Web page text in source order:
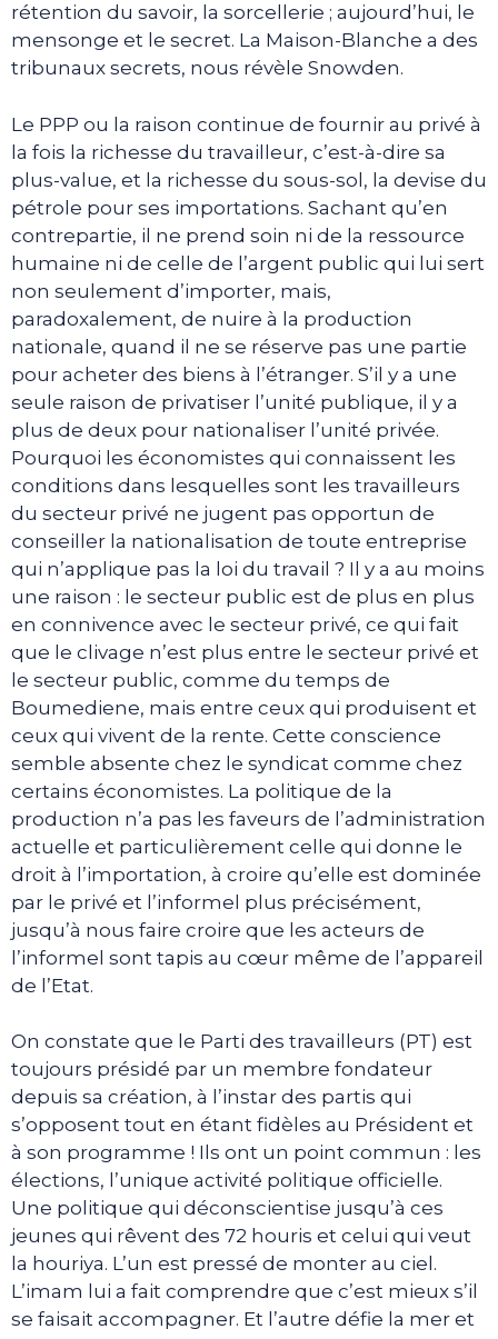
rétention du savoir, la sorcellerie ; aujourd’hui, le
mensonge et le secret. La Maison-Blanche a des
tribunaux secrets, nous révèle Snowden.
Le PPP ou la raison continue de fournir au privé à
la fois la richesse du travailleur, c’est-à-dire sa
plus-value, et la richesse du sous-sol, la devise du
pétrole pour ses importations. Sachant qu’en
contrepartie, il ne prend soin ni de la ressource
humaine ni de celle de l’argent public qui lui sert
non seulement d’importer, mais,
paradoxalement, de nuire à la production
nationale, quand il ne se réserve pas une partie
pour acheter des biens à l’étranger. S’il y a une
seule raison de privatiser l’unité publique, il y a
plus de deux pour nationaliser l’unité privée.
Pourquoi les économistes qui connaissent les
conditions dans lesquelles sont les travailleurs
du secteur privé ne jugent pas opportun de
conseiller la nationalisation de toute entreprise
qui n’applique pas la loi du travail ? Il y a au moins
une raison : le secteur public est de plus en plus
en connivence avec le secteur privé, ce qui fait
que le clivage n’est plus entre le secteur privé et
le secteur public, comme du temps de
Boumediene, mais entre ceux qui produisent et
ceux qui vivent de la rente. Cette conscience
semble absente chez le syndicat comme chez
certains économistes. La politique de la
production n’a pas les faveurs de l’administration
actuelle et particulièrement celle qui donne le
droit à l’importation, à croire qu’elle est dominée
par le privé et l’informel plus précisément,
jusqu’à nous faire croire que les acteurs de
l’informel sont tapis au cœur même de l’appareil
de l’Etat.
On constate que le Parti des travailleurs (PT) est
toujours présidé par un membre fondateur
depuis sa création, à l’instar des partis qui
s’opposent tout en étant fidèles au Président et
à son programme ! Ils ont un point commun : les
élections, l’unique activité politique officielle.
Une politique qui déconscientise jusqu’à ces
jeunes qui rêvent des 72 houris et celui qui veut
la houriya. L’un est pressé de monter au ciel.
L’imam lui a fait comprendre que c’est mieux s’il
se faisait accompagner. Et l’autre défie la mer et